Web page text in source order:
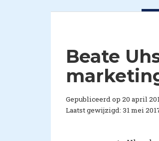
Beate
Gepubliceerd op 20 april
Laatst gewijzigd: 31 mei